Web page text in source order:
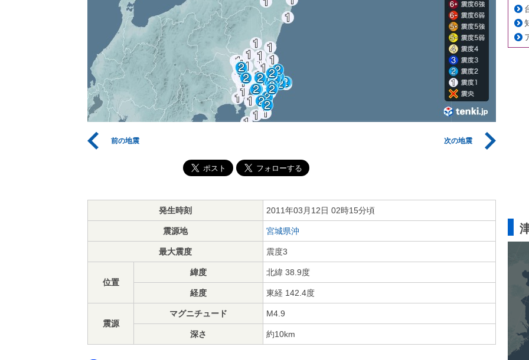
前の地震 次の地震
発生時刻 2011年03月12日 02時15分頃
震源地 宮城県沖
最大震度 震度3
位置
緯度 北緯 38.9度
経度 東経 142.4度
震源
マグニチュード M4.9
深さ 約10km